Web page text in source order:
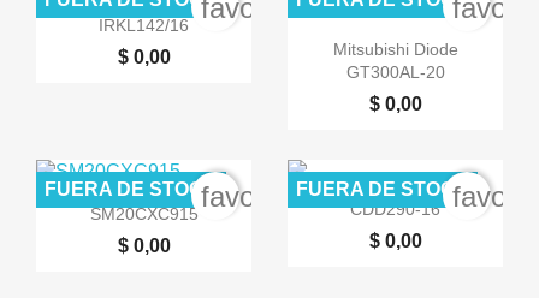
 Vista rápida
IRKL142/16
$ 0,00
favorite_border
 Vista rápida
Mitsubishi Diode
GT300AL-20
$ 0,00
 Vista rápida
SM20CXC915
$ 0,00
FUERA DE STOCKfavorite_border
 Vista rápida
CDD290-16
$ 0,00
FUERA DE STOCK